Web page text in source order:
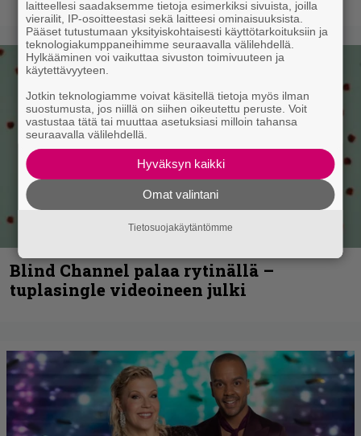
Blind Channel palaa rytinällä –
tuplasingle videoineen julki
laitteellesi saadaksemme tietoja esimerkiksi sivuista, joilla
vierailit, IP-osoitteestasi sekä laitteesi ominaisuuksista.
Pääset tutustumaan yksityiskohtaisesti käyttötarkoituksiin ja
teknologiakumppaneihimme seuraavalla välilehdellä.
Hylkääminen voi vaikuttaa sivuston toimivuuteen ja
käytettävyyteen.
Jotkin teknologiamme voivat käsitellä tietoja myös ilman
suostumusta, jos niillä on siihen oikeutettu peruste. Voit
vastustaa tätä tai muuttaa asetuksiasi milloin tahansa
seuraavalla välilehdellä.
Hyväksyn kaikki
Omat valintani
Tietosuojakäytäntömme